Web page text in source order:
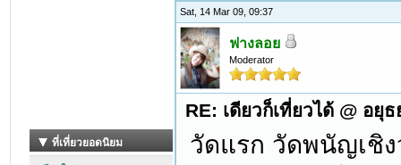
Sat, 14 Mar 09, 09:37
ฟางลอย
Moderator
RE: เดียวก็เที่ยวได้ @ อยุ
วัดแรก วัดพนัญเชิง